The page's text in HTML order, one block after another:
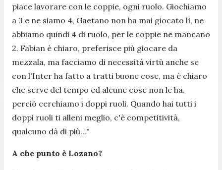
piace lavorare con le coppie, ogni ruolo. Giochiamo
a 3 e ne siamo 4, Gaetano non ha mai giocato lì, ne
abbiamo quindi 4 di ruolo, per le coppie ne mancano
2. Fabian è chiaro, preferisce più giocare da
mezzala, ma facciamo di necessità virtù anche se
con l'Inter ha fatto a tratti buone cose, ma è chiaro
che serve del tempo ed alcune cose non le ha,
perciò cerchiamo i doppi ruoli. Quando hai tutti i
doppi ruoli ti alleni meglio, c'è competitività,
qualcuno dà di più..."
A che punto è Lozano?